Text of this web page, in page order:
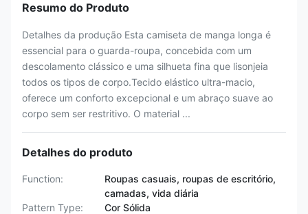
Resumo do Produto
Detalhes da produção Esta camiseta de manga longa é
essencial para o guarda-roupa, concebida com um
descolamento clássico e uma silhueta fina que lisonjeia
todos os tipos de corpo.Tecido elástico ultra-macio,
oferece um conforto excepcional e um abraço suave ao
corpo sem ser restritivo. O material ...
Detalhes do produto
Function:
Roupas casuais, roupas de escritório,
camadas, vida diária
Pattern Type:
Cor Sólida